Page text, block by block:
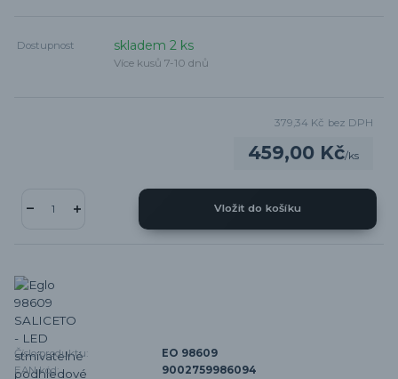
Dostupnost skladem 2 ks
Více kusů 7-10 dnů
459,00 Kč/ks
379,34 Kč bez DPH
Vložit do košíku
Číslo produktu:
EO 98609
EAN kód:
9002759986094